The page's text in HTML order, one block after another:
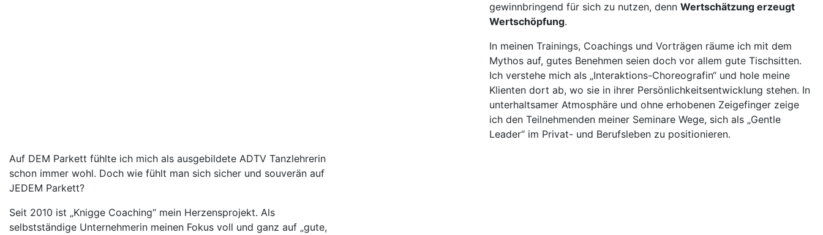
gewinnbringend für sich zu nutzen, denn Wertschätzung erzeugt
Wertschöpfung.
In meinen Trainings, Coachings und Vorträgen räume ich mit dem
Mythos auf, gutes Benehmen seien doch vor allem gute Tischsitten.
Ich verstehe mich als „Interaktions-Choreografin“ und hole meine
Klienten dort ab, wo sie in ihrer Persönlichkeitsentwicklung stehen. In
unterhaltsamer Atmosphäre und ohne erhobenen Zeigefinger zeige
ich den Teilnehmenden meiner Seminare Wege, sich als „Gentle
Leader“ im Privat- und Berufsleben zu positionieren.
Auf DEM Parkett fühlte ich mich als ausgebildete ADTV Tanzlehrerin
schon immer wohl. Doch wie fühlt man sich sicher und souverän auf
JEDEM Parkett?
Seit 2010 ist „Knigge Coaching“ mein Herzensprojekt. Als
selbstständige Unternehmerin meinen Fokus voll und ganz auf „gute,